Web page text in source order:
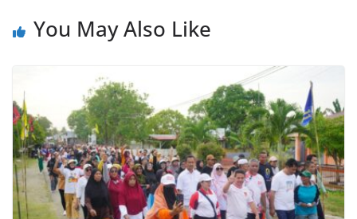
You May Also Like